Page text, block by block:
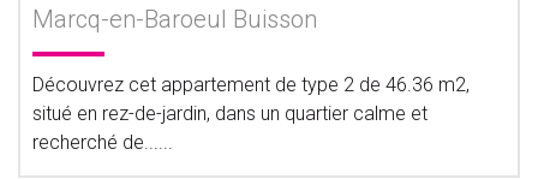
Marcq-en-Baroeul Buisson
Découvrez cet appartement de type 2 de 46.36 m2,
situé en rez-de-jardin, dans un quartier calme et
recherché de......